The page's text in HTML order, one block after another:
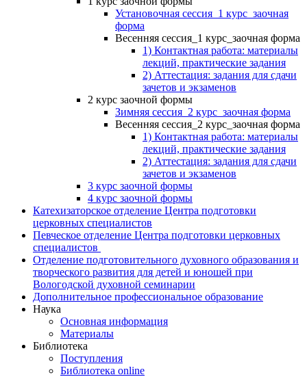
Установочная сессия_1 курс_заочная
форма
Весенняя сессия_1 курс_заочная форма
1) Контактная работа: материалы
лекций, практические задания
2) Аттестация: задания для сдачи
зачетов и экзаменов
2 курс заочной формы
Зимняя сессия_2 курс_заочная форма
Весенняя сессия_2 курс_заочная форма
1) Контактная работа: материалы
лекций, практические задания
2) Аттестация: задания для сдачи
зачетов и экзаменов
3 курс заочной формы
4 курс заочной формы
Катехизаторское отделение Центра подготовки
церковных специалистов
Певческое отделение Центра подготовки церковных
специалистов
Отделение подготовительного духовного образования и
творческого развития для детей и юношей при
Вологодской духовной семинарии
Дополнительное профессиональное образование
Наука
Основная информация
Материалы
Библиотека
Поступления
Библиотека online